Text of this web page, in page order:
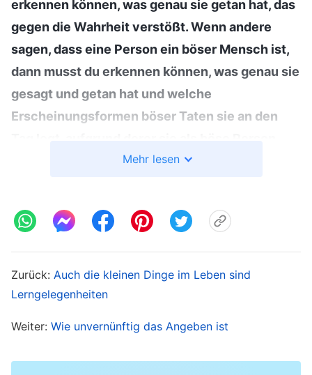
erkennen können, was genau sie getan hat, das
gegen die Wahrheit verstößt. Wenn andere
sagen, dass eine Person ein böser Mensch ist,
dann musst du erkennen können, was genau sie
gesagt und getan hat und welche
Erscheinungsformen böser Taten sie an den
eingestuft wird. Wenn andere sagen, dass diese
Gottes Haus unterstützt, dann solltest du
herausfinden, was diese Person getan hat. Und
nachdem du es herausgefunden hast, reicht es
nicht nur, diese Dinge zu wissen. Du musst auch
würde, würde ich vielleicht dieselben Dinge tun
Mehr lesen
Zurück: Auch die kleinen Dinge im Leben sind
Lerngelegenheiten
Weiter: Wie unvernünftig das Angeben ist